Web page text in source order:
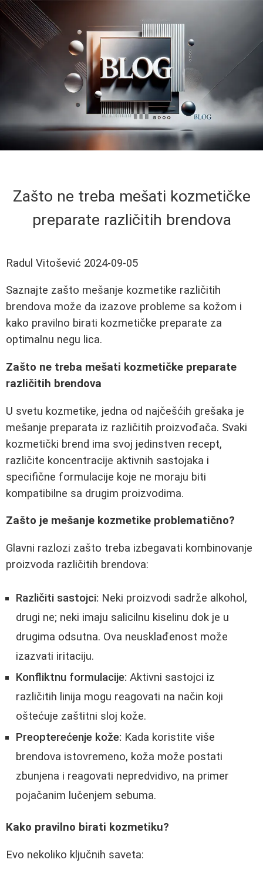
Zašto ne treba mešati kozmetičke
preparate različitih brendova
Radul Vitošević 2024-09-05
Saznajte zašto mešanje kozmetike različitih
brendova može da izazove probleme sa kožom i
kako pravilno birati kozmetičke preparate za
optimalnu negu lica.
Zašto ne treba mešati kozmetičke preparate
različitih brendova
U svetu kozmetike, jedna od najčešćih grešaka je
mešanje preparata iz različitih proizvođača. Svaki
kozmetički brend ima svoj jedinstven recept,
različite koncentracije aktivnih sastojaka i
specifične formulacije koje ne moraju biti
kompatibilne sa drugim proizvodima.
Zašto je mešanje kozmetike problematično?
Glavni razlozi zašto treba izbegavati kombinovanje
proizvoda različitih brendova:
Različiti sastojci: Neki proizvodi sadrže alkohol,
drugi ne; neki imaju salicilnu kiselinu dok je u
drugima odsutna. Ova neusklađenost može
izazvati iritaciju.
Konfliktnu formulacije: Aktivni sastojci iz
različitih linija mogu reagovati na način koji
oštećuje zaštitni sloj kože.
Preopterećenje kože: Kada koristite više
brendova istovremeno, koža može postati
zbunjena i reagovati nepredvidivo, na primer
pojačanim lučenjem sebuma.
Kako pravilno birati kozmetiku?
Evo nekoliko ključnih saveta: